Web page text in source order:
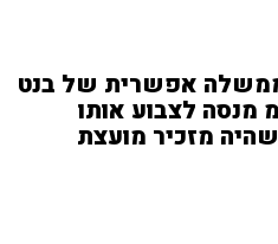
אפשרית של בנט
מנסה לצבוע אותו
מזכיר מועצת